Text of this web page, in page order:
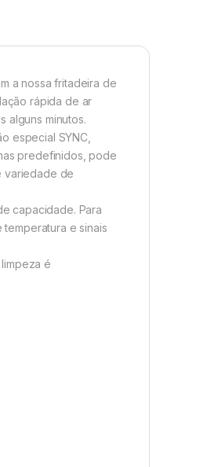
a nossa fritadeira de
rápida de ar
alguns minutos.
especial SYNC,
predefinidos, pode
variedade de
capacidade. Para
e sinais
é